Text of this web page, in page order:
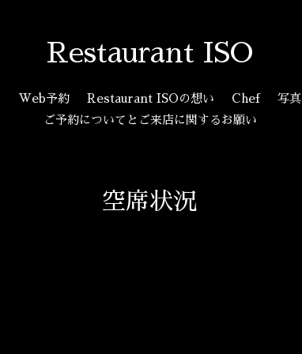
Restaurant ISO
Web予約 Restaurant ISOの想い Chef 写真
ご予約についてとご来店に関するお願い
空席状況